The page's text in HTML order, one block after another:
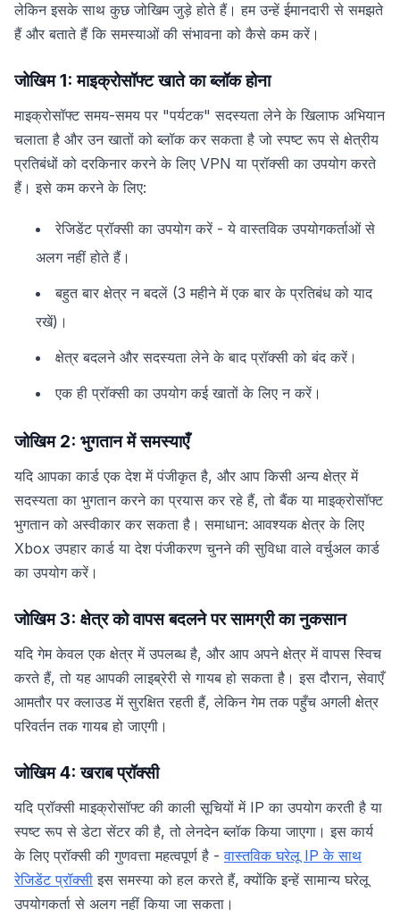
लेकिन इसके साथ कुछ जोखिम जुड़े होते हैं। हम उन्हें ईमानदारी से समझते
हैं और बताते हैं कि समस्याओं की संभावना को कैसे कम करें।
जोखिम 1: माइक्रोसॉफ्ट खाते का ब्लॉक होना
माइक्रोसॉफ्ट समय-समय पर "पर्यटक" सदस्यता लेने के खिलाफ अभियान
चलाता है और उन खातों को ब्लॉक कर सकता है जो स्पष्ट रूप से क्षेत्रीय
प्रतिबंधों को दरकिनार करने के लिए VPN या प्रॉक्सी का उपयोग करते
हैं। इसे कम करने के लिए:
रेजिडेंट प्रॉक्सी का उपयोग करें - ये वास्तविक उपयोगकर्ताओं से
अलग नहीं होते हैं।
बहुत बार क्षेत्र न बदलें (3 महीने में एक बार के प्रतिबंध को याद
रखें)।
क्षेत्र बदलने और सदस्यता लेने के बाद प्रॉक्सी को बंद करें।
एक ही प्रॉक्सी का उपयोग कई खातों के लिए न करें।
जोखिम 2: भुगतान में समस्याएँ
यदि आपका कार्ड एक देश में पंजीकृत है, और आप किसी अन्य क्षेत्र में
सदस्यता का भुगतान करने का प्रयास कर रहे हैं, तो बैंक या माइक्रोसॉफ्ट
भुगतान को अस्वीकार कर सकता है। समाधान: आवश्यक क्षेत्र के लिए
Xbox उपहार कार्ड या देश पंजीकरण चुनने की सुविधा वाले वर्चुअल कार्ड
का उपयोग करें।
जोखिम 3: क्षेत्र को वापस बदलने पर सामग्री का नुकसान
यदि गेम केवल एक क्षेत्र में उपलब्ध है, और आप अपने क्षेत्र में वापस स्विच
करते हैं, तो यह आपकी लाइब्रेरी से गायब हो सकता है। इस दौरान, सेवाएँ
आमतौर पर क्लाउड में सुरक्षित रहती हैं, लेकिन गेम तक पहुँच अगली क्षेत्र
परिवर्तन तक गायब हो जाएगी।
जोखिम 4: खराब प्रॉक्सी
यदि प्रॉक्सी माइक्रोसॉफ्ट की काली सूचियों में IP का उपयोग करती है या
स्पष्ट रूप से डेटा सेंटर की है, तो लेनदेन ब्लॉक किया जाएगा। इस कार्य
के लिए प्रॉक्सी की गुणवत्ता महत्वपूर्ण है -वास्तविक घरेलू IP के साथ
रेजिडेंट प्रॉक्सी इस समस्या को हल करते हैं, क्योंकि इन्हें सामान्य घरेलू
उपयोगकर्ता से अलग नहीं किया जा सकता।